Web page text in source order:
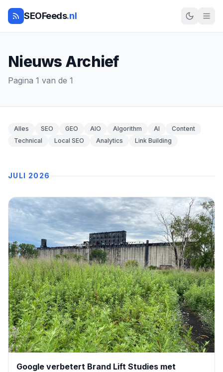
SEOFeeds.nl
Nieuws Archief
Pagina 1 van de 1
Alles SEO GEO AIO Algorithm AI
Content
Technical
Local SEO Analytics Link Building
JULI 2026
Google verbetert Brand Lift Studies met